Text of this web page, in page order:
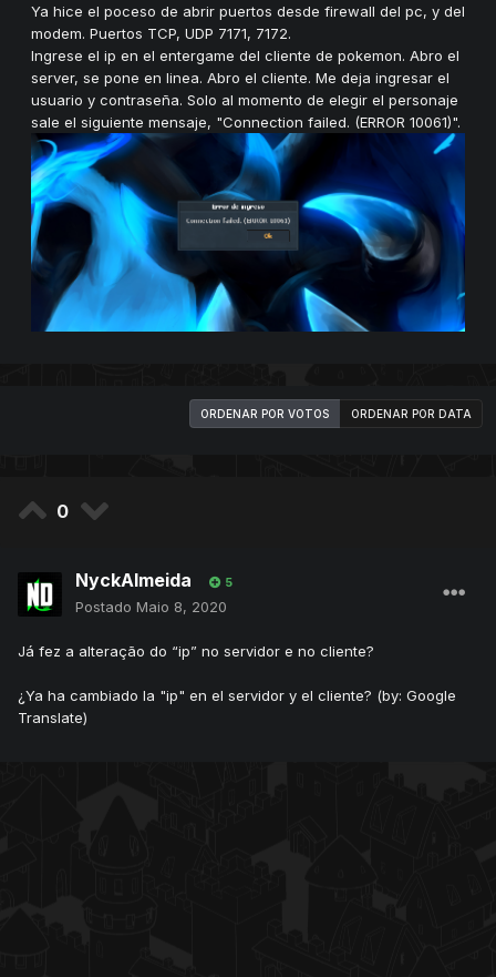
Ya hice el poceso de abrir puertos desde firewall del pc, y del
modem. Puertos TCP, UDP 7171, 7172.
Ingrese el ip en el entergame del cliente de pokemon. Abro el
server, se pone en linea. Abro el cliente. Me deja ingresar el
usuario y contraseña. Solo al momento de elegir el personaje
sale el siguiente mensaje, "Connection failed. (ERROR 10061)".
ORDENAR POR VOTOS ORDENAR POR DATA
0
NyckAlmeida 5
Postado Maio 8, 2020
Já fez a alteração do “ip” no servidor e no cliente?
¿Ya ha cambiado la "ip" en el servidor y el cliente? (by: Google
Translate)